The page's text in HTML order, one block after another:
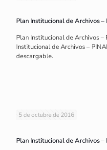
Plan Institucional de Archivos
Plan Institucional de Archivos
Institucional de Archivos –
descargable.
5 de octubre de 2016
Plan Institucional de Archivos